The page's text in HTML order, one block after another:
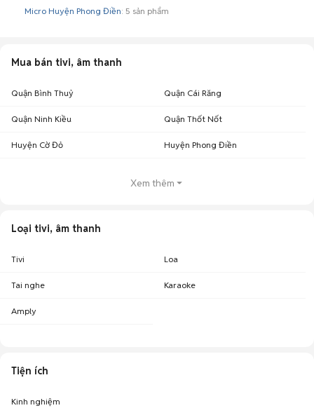
Micro Huyện Phong Điền: 5 sản phẩm
Mua bán tivi, âm thanh
Quận Bình Thuỷ Quận Cái Răng
Quận Ninh Kiều Quận Thốt Nốt
Huyện Cờ Đỏ Huyện Phong Điền
Xem thêm
Loại tivi, âm thanh
Tivi Loa
Tai nghe Karaoke
Amply
Tiện ích
Kinh nghiệm